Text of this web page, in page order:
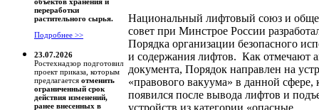
объектов хранения и
переработки
растительного сырья.
Подробнее >>
23.07.2026
Ростехнадзор подготовил
проект приказа, которым
предлагается отменить
ограниченный срок
действия изменений,
ранее внесенных в
Национальный лифтовый союз и
совет при Минстрое России
Порядка организации безопасного
и содержания лифтов. Как отмечают
документа, Порядок направлен на
«правового вакуума» в данной сфере,
появился после вывода лифтов и
устройств из категории «опасные